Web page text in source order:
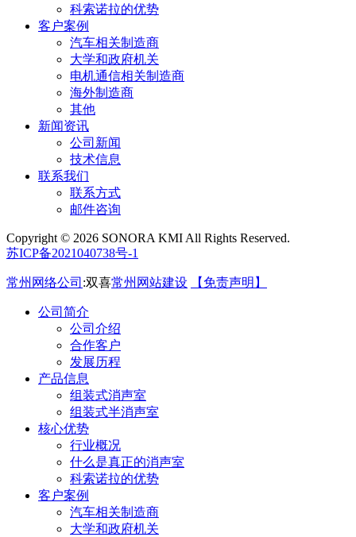
科索诺拉的优势
客户案例
汽车相关制造商
大学和政府机关
电机通信相关制造商
海外制造商
其他
新闻资讯
公司新闻
技术信息
联系我们
联系方式
邮件咨询
Copyright © 2026 SONORA KMI All Rights Reserved.
苏ICP备2021040738号-1
常州网络公司 :双喜常州网站建设 【免责声明】
公司简介
公司介绍
合作客户
发展历程
产品信息
组装式消声室
组装式半消声室
核心优势
行业概况
什么是真正的消声室
科索诺拉的优势
客户案例
汽车相关制造商
大学和政府机关